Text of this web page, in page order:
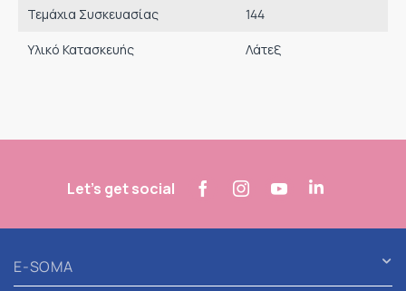
Τεμάχια Συσκευασίας 144
Υλικό Κατασκευής Λάτεξ
Let's get social
E-SOMA